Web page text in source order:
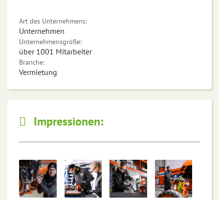
Art des Unternehmens:
Unternehmen
Unternehmensgröße:
über 1001 Mitarbeiter
Branche:
Vermietung
Impressionen: